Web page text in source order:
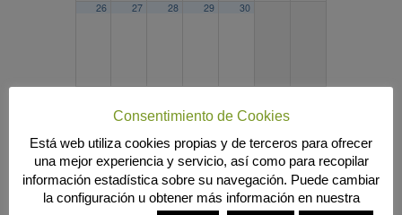
26 27 28 29 30
Búsqueda
MENÚ PRINCIPAL
Consentimiento de Cookies
Está web utiliza cookies propias y de terceros para ofrecer
una mejor experiencia y servicio, así como para recopilar
información estadística sobre su navegación. Puede cambiar
la configuración u obtener más información en nuestra